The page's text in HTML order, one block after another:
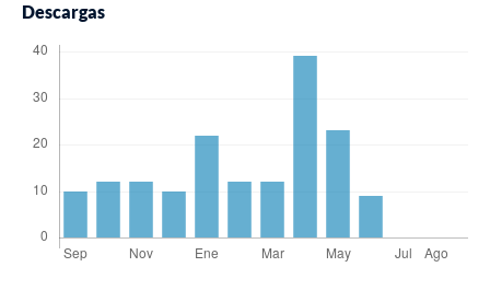
Descargas